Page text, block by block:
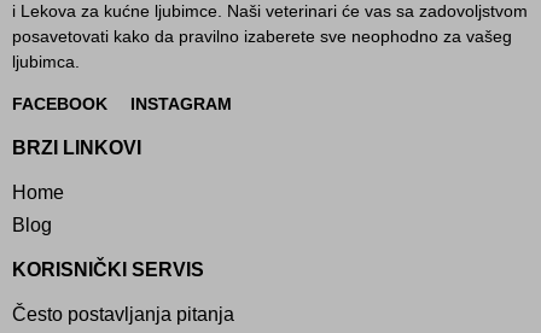
i Lekova za kućne ljubimce. Naši veterinari će vas sa zadovoljstvom
posavetovati kako da pravilno izaberete sve neophodno za vašeg
ljubimca.
FACEBOOK INSTAGRAM
BRZI LINKOVI
Home
Blog
KORISNIČKI SERVIS
Često postavljanja pitanja